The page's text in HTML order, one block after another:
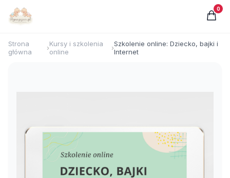
0
Strona
główna
›Kursy i szkolenia
online
›Szkolenie online: Dziecko, bajki i
Internet